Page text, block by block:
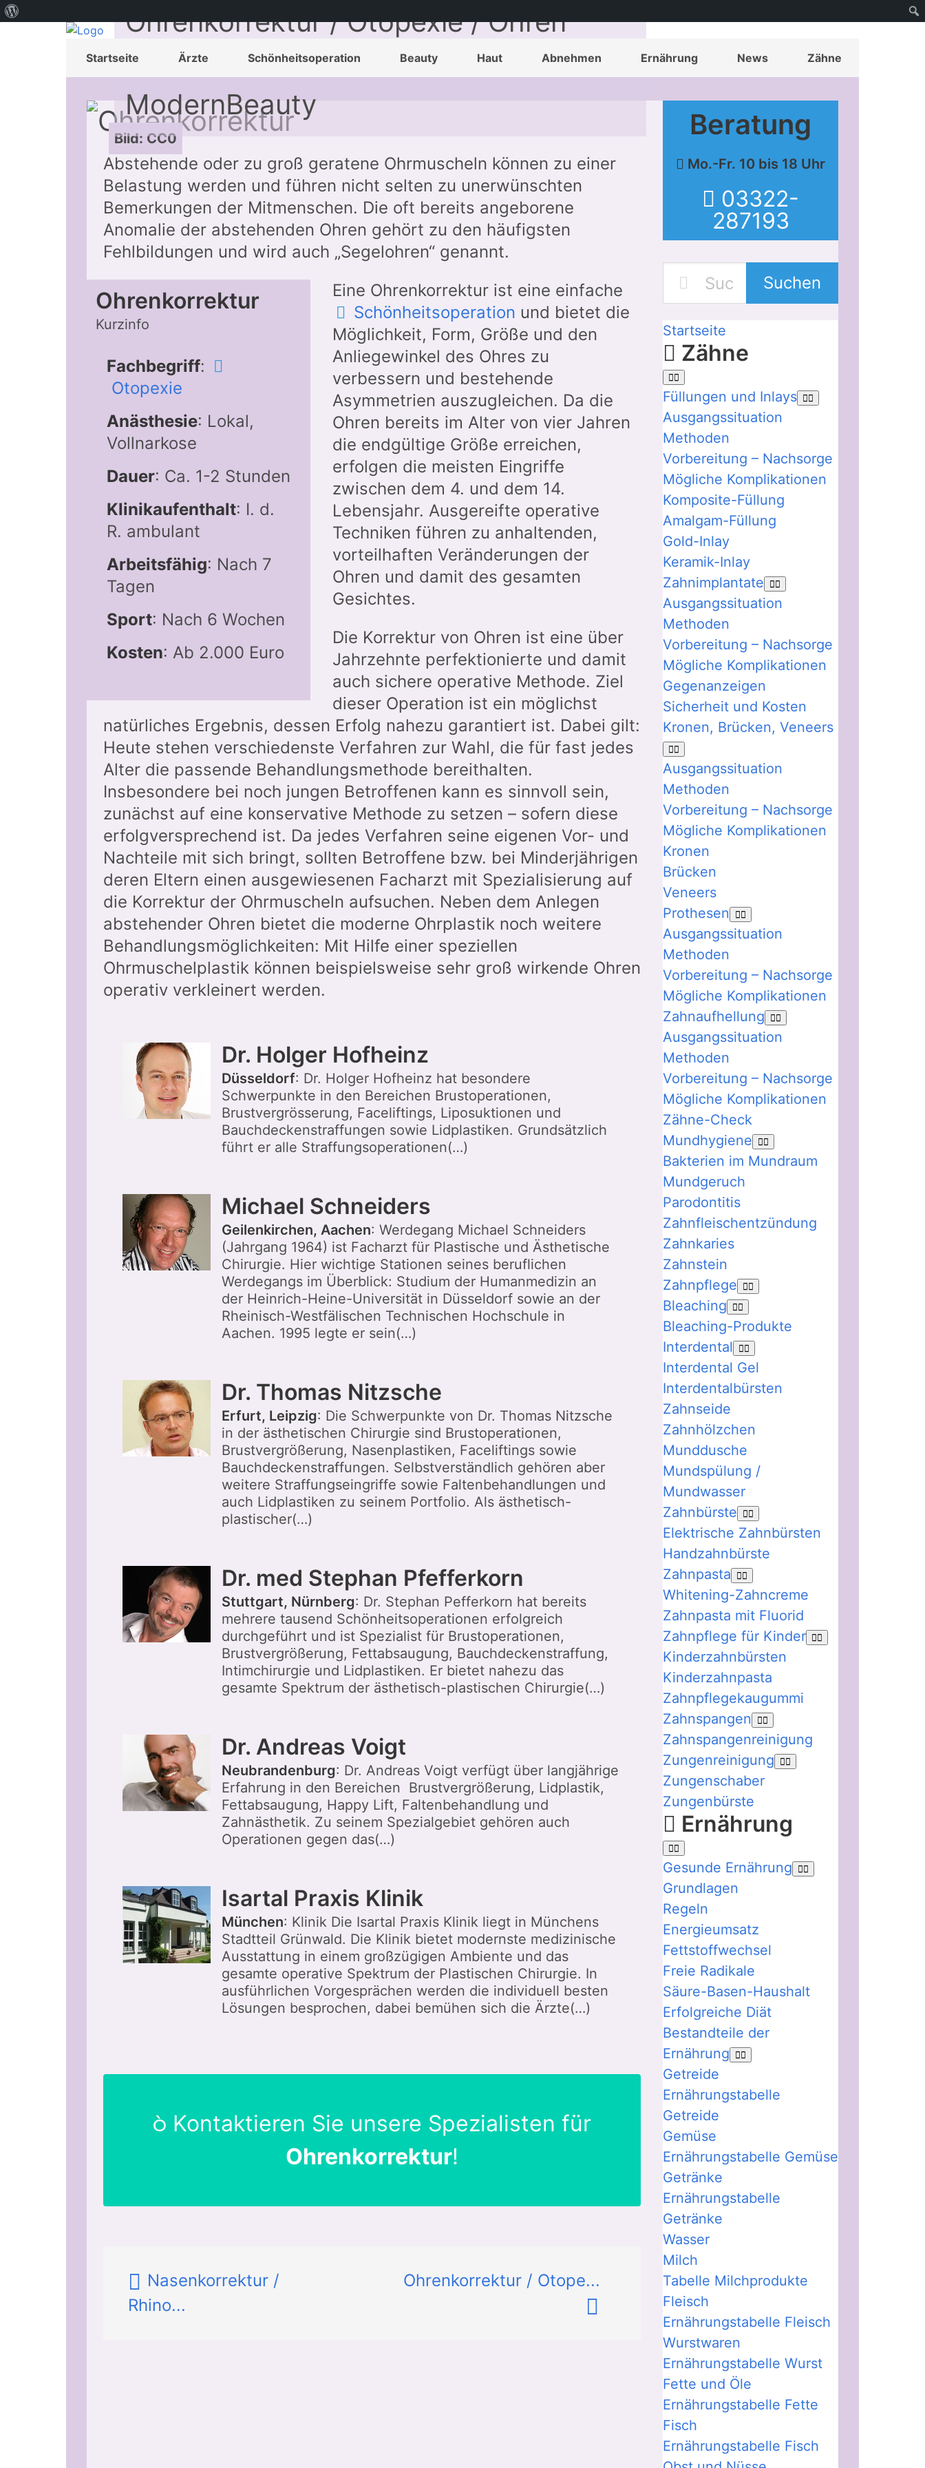
Startseite Ärzte Schönheitsoperation Beauty Haut Abnehmen Ernährung News Zähne
Bild: CC0
Ohrenkorrektur / Otopexie / Ohren
anlegen | Infos, Ärzte und Preise auf
ModernBeauty
Abstehende oder zu groß geratene Ohrmuscheln können zu einer
Belastung werden und führen nicht selten zu unerwünschten
Bemerkungen der Mitmenschen. Die oft bereits angeborene
Anomalie der abstehenden Ohren gehört zu den häufigsten
Fehlbildungen und wird auch „Segelohren“ genannt.
Ohrenkorrektur
Kurzinfo
Fachbegriff:
Otopexie
Anästhesie: Lokal,
Vollnarkose
Dauer: Ca. 1-2 Stunden
Klinikaufenthalt: I. d.
R. ambulant
Arbeitsfähig: Nach 7
Tagen
Sport: Nach 6 Wochen
Kosten: Ab 2.000 Euro
Eine Ohrenkorrektur ist eine einfache
Schönheitsoperation und bietet die
Möglichkeit, Form, Größe und den
Anliegewinkel des Ohres zu
verbessern und bestehende
Asymmetrien auszugleichen. Da die
Ohren bereits im Alter von vier Jahren
die endgültige Größe erreichen,
erfolgen die meisten Eingriffe
zwischen dem 4. und dem 14.
Lebensjahr. Ausgereifte operative
Techniken führen zu anhaltenden,
vorteilhaften Veränderungen der
Ohren und damit des gesamten
Gesichtes.
Die Korrektur von Ohren ist eine über
Jahrzehnte perfektionierte und damit
auch sichere operative Methode. Ziel
dieser Operation ist ein möglichst
natürliches Ergebnis, dessen Erfolg nahezu garantiert ist. Dabei gilt:
Heute stehen verschiedenste Verfahren zur Wahl, die für fast jedes
Alter die passende Behandlungsmethode bereithalten.
Insbesondere bei noch jungen Betroffenen kann es sinnvoll sein,
zunächst auf eine konservative Methode zu setzen – sofern diese
erfolgversprechend ist. Da jedes Verfahren seine eigenen Vor- und
Nachteile mit sich bringt, sollten Betroffene bzw. bei Minderjährigen
deren Eltern einen ausgewiesenen Facharzt mit Spezialisierung auf
die Korrektur der Ohrmuscheln aufsuchen. Neben dem Anlegen
abstehender Ohren bietet die moderne Ohrplastik noch weitere
Behandlungsmöglichkeiten: Mit Hilfe einer speziellen
Ohrmuschelplastik können beispielsweise sehr groß wirkende Ohren
operativ verkleinert werden.
Dr. Holger Hofheinz
Düsseldorf: Dr. Holger Hofheinz hat besondere
Schwerpunkte in den Bereichen Brustoperationen,
Brustvergrösserung, Faceliftings, Liposuktionen und
Bauchdeckenstraffungen sowie Lidplastiken. Grundsätzlich
führt er alle Straffungsoperationen(…)
Michael Schneiders
Geilenkirchen, Aachen: Werdegang Michael Schneiders
(Jahrgang 1964) ist Facharzt für Plastische und Ästhetische
Chirurgie. Hier wichtige Stationen seines beruflichen
Werdegangs im Überblick: Studium der Humanmedizin an
der Heinrich-Heine-Universität in Düsseldorf sowie an der
Rheinisch-Westfälischen Technischen Hochschule in
Aachen. 1995 legte er sein(…)
Dr. Thomas Nitzsche
Erfurt, Leipzig: Die Schwerpunkte von Dr. Thomas Nitzsche
in der ästhetischen Chirurgie sind Brustoperationen,
Brustvergrößerung, Nasenplastiken, Faceliftings sowie
Bauchdeckenstraffungen. Selbstverständlich gehören aber
weitere Straffungseingriffe sowie Faltenbehandlungen und
auch Lidplastiken zu seinem Portfolio. Als ästhetisch-
plastischer(…)
Dr. med Stephan Pfefferkorn
Stuttgart, Nürnberg: Dr. Stephan Pefferkorn hat bereits
mehrere tausend Schönheitsoperationen erfolgreich
durchgeführt und ist Spezialist für Brustoperationen,
Brustvergrößerung, Fettabsaugung, Bauchdeckenstraffung,
Intimchirurgie und Lidplastiken. Er bietet nahezu das
gesamte Spektrum der ästhetisch-plastischen Chirurgie(…)
Dr. Andreas Voigt
Neubrandenburg: Dr. Andreas Voigt verfügt über langjährige
Erfahrung in den Bereichen Brustvergrößerung, Lidplastik,
Fettabsaugung, Happy Lift, Faltenbehandlung und
Zahnästhetik. Zu seinem Spezialgebiet gehören auch
Operationen gegen das(…)
Isartal Praxis Klinik
München: Klinik Die Isartal Praxis Klinik liegt in Münchens
Stadtteil Grünwald. Die Klinik bietet modernste medizinische
Ausstattung in einem großzügigen Ambiente und das
gesamte operative Spektrum der Plastischen Chirurgie. In
ausführlichen Vorgesprächen werden die individuell besten
Lösungen besprochen, dabei bemühen sich die Ärzte(…)
Kontaktieren Sie unsere Spezialisten für
Ohrenkorrektur!
Nasenkorrektur /
Rhino...
Ohrenkorrektur / Otope...
Beratung
Mo.-Fr. 10 bis 18 Uhr
03322-
287193
Suchen
Startseite
Zähne
Füllungen und Inlays
Ausgangssituation
Methoden
Vorbereitung – Nachsorge
Mögliche Komplikationen
Komposite-Füllung
Amalgam-Füllung
Gold-Inlay
Keramik-Inlay
Zahnimplantate
Ausgangssituation
Methoden
Vorbereitung – Nachsorge
Mögliche Komplikationen
Gegenanzeigen
Sicherheit und Kosten
Kronen, Brücken, Veneers
Ausgangssituation
Methoden
Vorbereitung – Nachsorge
Mögliche Komplikationen
Kronen
Brücken
Veneers
Prothesen
Ausgangssituation
Methoden
Vorbereitung – Nachsorge
Mögliche Komplikationen
Zahnaufhellung
Ausgangssituation
Methoden
Vorbereitung – Nachsorge
Mögliche Komplikationen
Zähne-Check
Mundhygiene
Bakterien im Mundraum
Mundgeruch
Parodontitis
Zahnfleischentzündung
Zahnkaries
Zahnstein
Zahnpflege
Bleaching
Bleaching-Produkte
Interdental
Interdental Gel
Interdentalbürsten
Zahnseide
Zahnhölzchen
Munddusche
Mundspülung /
Mundwasser
Zahnbürste
Elektrische Zahnbürsten
Handzahnbürste
Zahnpasta
Whitening-Zahncreme
Zahnpasta mit Fluorid
Zahnpflege für Kinder
Kinderzahnbürsten
Kinderzahnpasta
Zahnpflegekaugummi
Zahnspangen
Zahnspangenreinigung
Zungenreinigung
Zungenschaber
Zungenbürste
Ernährung
Gesunde Ernährung
Grundlagen
Regeln
Energieumsatz
Fettstoffwechsel
Freie Radikale
Säure-Basen-Haushalt
Erfolgreiche Diät
Bestandteile der
Ernährung
Getreide
Ernährungstabelle
Getreide
Gemüse
Ernährungstabelle Gemüse
Getränke
Ernährungstabelle
Getränke
Wasser
Milch
Tabelle Milchprodukte
Fleisch
Ernährungstabelle Fleisch
Wurstwaren
Ernährungstabelle Wurst
Fette und Öle
Ernährungstabelle Fette
Fisch
Ernährungstabelle Fisch